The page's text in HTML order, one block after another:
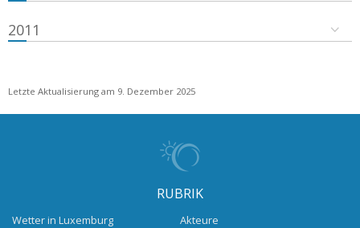
2011
Letzte Aktualisierung am 9. Dezember 2025
RUBRIK
Wetter in Luxemburg
Akteure